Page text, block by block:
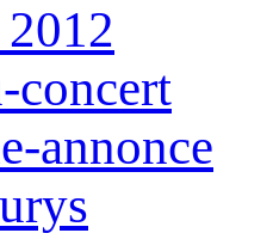
concert
annonce